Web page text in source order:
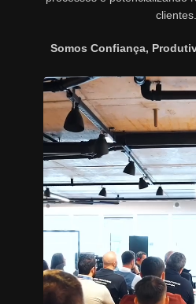
clientes.
Somos Confiança,